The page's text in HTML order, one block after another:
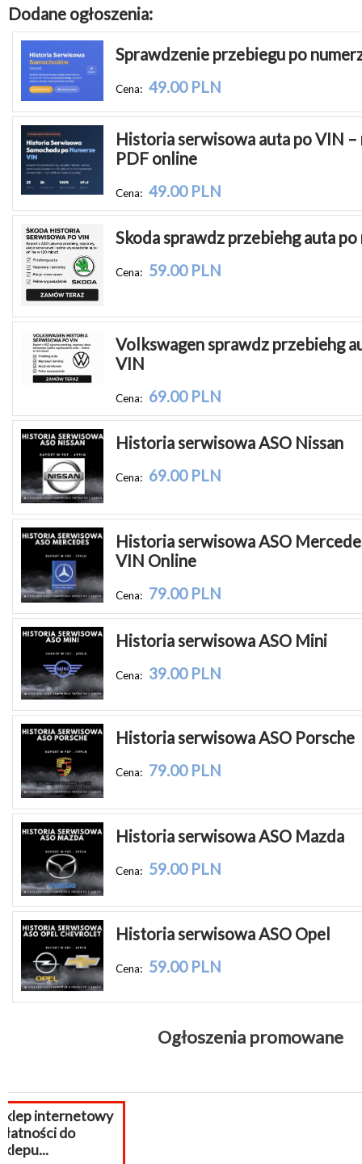
Dodane ogłoszenia:
Sprawdzenie przebiegu po
Cena: 49.00 PLN
Historia serwisowa auta po VIN –
PDF online
Cena: 49.00 PLN
Skoda sprawdz przebiehg auta
Cena: 59.00 PLN
Volkswagen sprawdz przebiehg
VIN
Cena: 69.00 PLN
Historia serwisowa ASO Nissan
Cena: 69.00 PLN
Historia serwisowa ASO
VIN Online
Cena: 79.00 PLN
Historia serwisowa ASO Mini
Cena: 39.00 PLN
Historia serwisowa ASO Porsche
Cena: 79.00 PLN
Historia serwisowa ASO Mazda
Cena: 59.00 PLN
Historia serwisowa ASO Opel
Cena: 59.00 PLN
Ogłoszenia promowane